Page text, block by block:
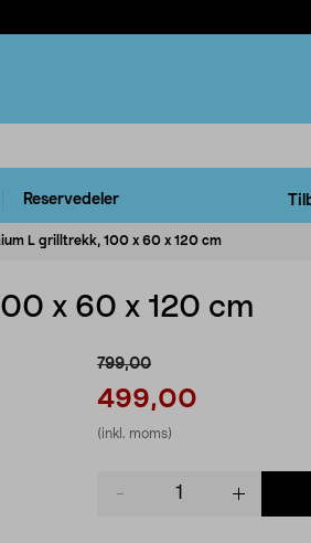
Reservedeler
L grilltrekk, 100 x 60 x 120 cm
x 60 x 120 cm
799,00
499,00
(inkl. moms)